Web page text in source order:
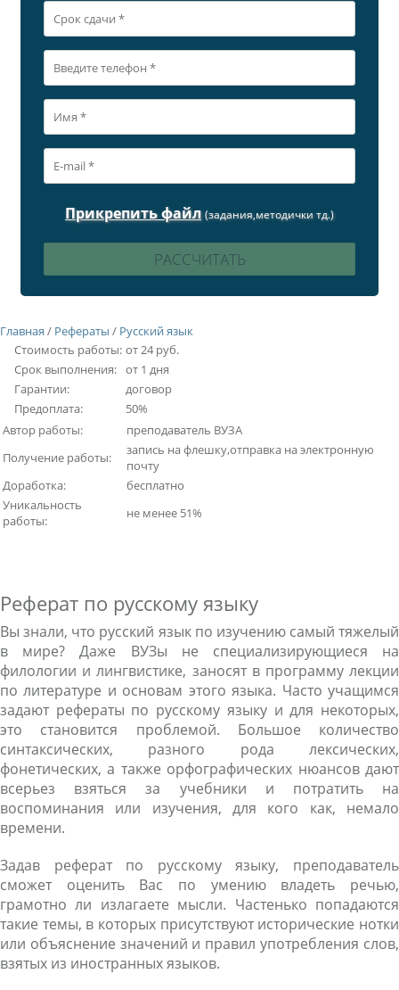
Прикрепить файл (задания,методички тд.)
Главная / Рефераты / Русский язык
Стоимость работы: от 24 руб.
Срок выполнения: от 1 дня
Гарантии:
договор
Предоплата:
50%
Автор работы:
преподаватель ВУЗА
Получение работы:
запись на флешку,отправка на электронную
почту
Доработка:
бесплатно
Уникальность
работы:
не менее 51%
Реферат по русскому языку
Вы знали, что русский язык по изучению самый тяжелый
в мире? Даже ВУЗы не специализирующиеся на
филологии и лингвистике, заносят в программу лекции
по литературе и основам этого языка. Часто учащимся
задают рефераты по русскому языку и для некоторых,
это становится проблемой. Большое количество
синтаксических, разного рода лексических,
фонетических, а также орфографических нюансов дают
всерьез взяться за учебники и потратить на
воспоминания или изучения, для кого как, немало
времени.
Задав реферат по русскому языку, преподаватель
сможет оценить Вас по умению владеть речью,
грамотно ли излагаете мысли. Частенько попадаются
такие темы, в которых присутствуют исторические нотки
или объяснение значений и правил употребления слов,
взятых из иностранных языков.